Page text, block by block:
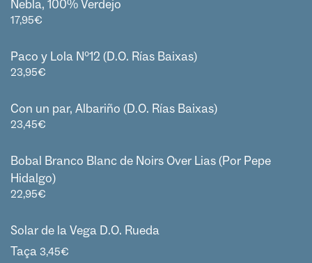
Nebla, 100% Verdejo
17,95€
Paco y Lola Nº12 (D.O. Rías Baixas)
23,95€
Con un par, Albariño (D.O. Rías Baixas)
23,45€
Bobal Branco Blanc de Noirs Over Lias (Por Pepe
Hidalgo)
22,95€
Solar de la Vega D.O. Rueda
Taça 3,45€